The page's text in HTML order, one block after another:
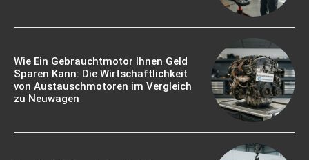
Wie Ein Gebrauchtmotor Ihnen Geld
Sparen Kann: Die Wirtschaftlichkeit
von Austauschmotoren im Vergleich
zu Neuwagen